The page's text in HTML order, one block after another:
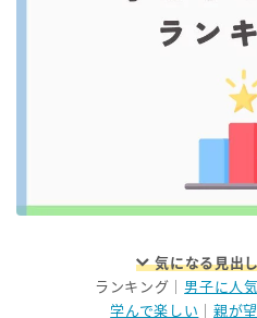
気になる見出
ランキング｜ 男子に人気
学んで楽しい ｜親が